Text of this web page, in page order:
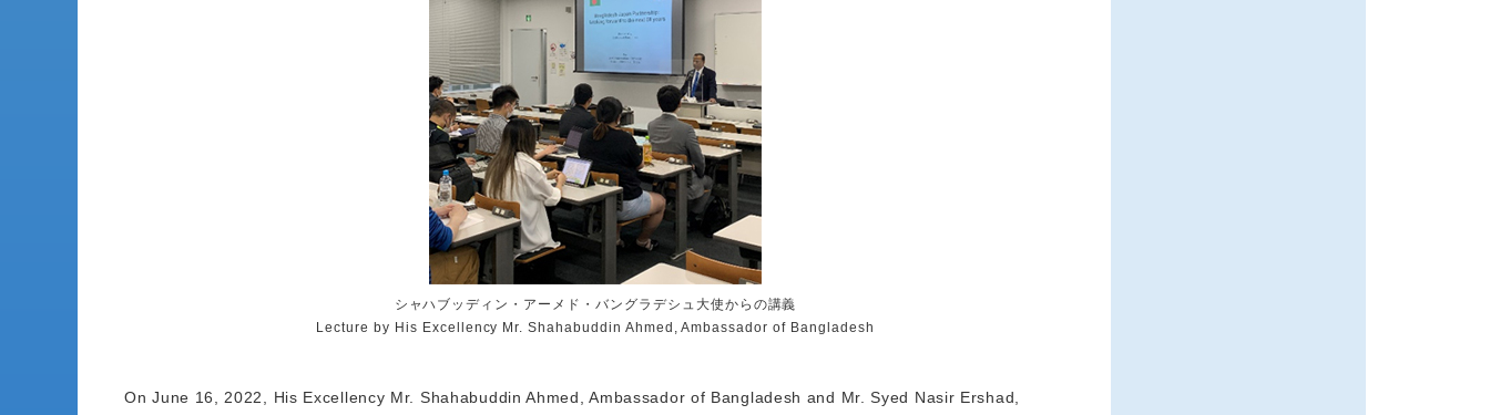
シャハブッディン・アーメド・バングラデシュ大使からの講義
Lecture by His Excellency Mr. Shahabuddin Ahmed, Ambassador of Bangladesh
On June 16, 2022, His Excellency Mr. Shahabuddin Ahmed, Ambassador of Bangladesh and Mr. Syed Nasir Ershad,